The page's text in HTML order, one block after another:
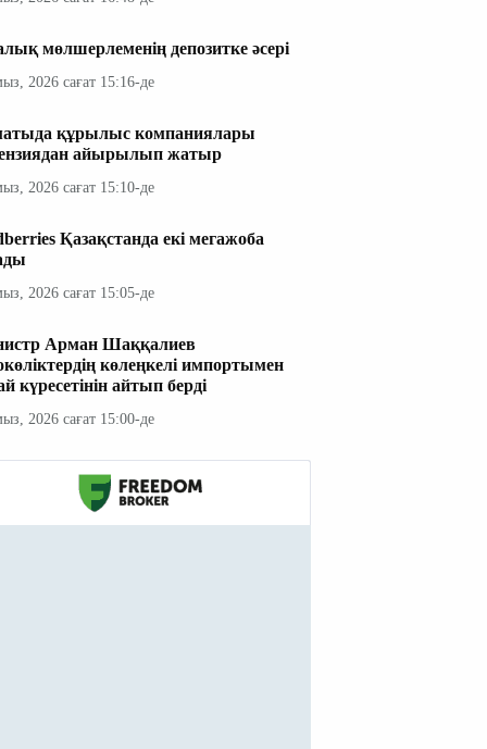
мөлшерлеменің депозитке әсері
2026 сағат 15:16-де
құрылыс компаниялары
айырылып жатыр
2026 сағат 15:10-де
Қазақстанда екі мегажоба
2026 сағат 15:05-де
Арман Шаққалиев
көлеңкелі импортымен
күресетінін айтып берді
2026 сағат 15:00-де